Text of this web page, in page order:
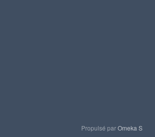
Propulsé parOmeka S